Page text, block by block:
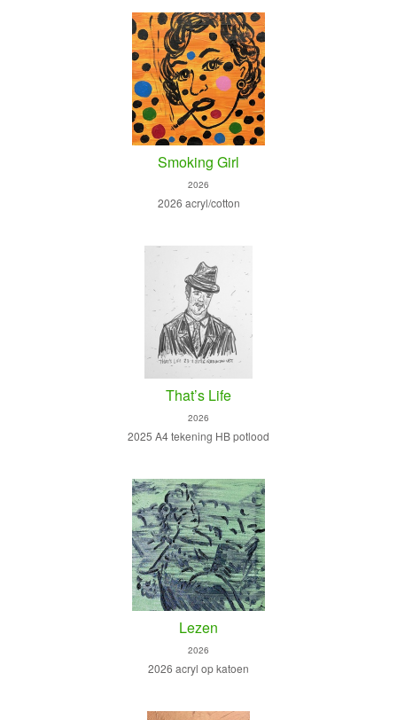
Smoking Girl
2026
2026 acryl/cotton
That’s Life
2026
2025 A4 tekening HB potlood
Lezen
2026
2026 acryl op katoen